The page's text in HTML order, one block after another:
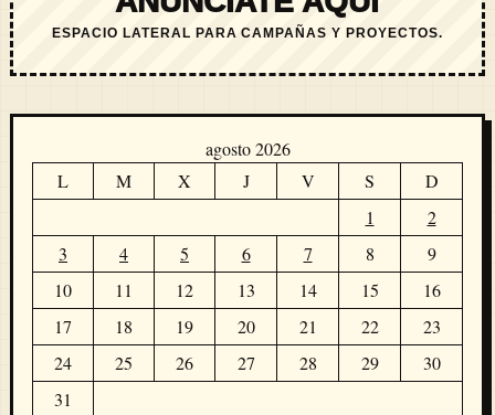
ESPACIO LATERAL PARA CAMPAÑAS Y PROYECTOS.
agosto 2026
L
M X J V S
D
1
2
3
4 5 6 7 8
9
10
11 12 13 14 15
16
17
18 19 20 21 22
23
24
25 26 27 28 29
30
31